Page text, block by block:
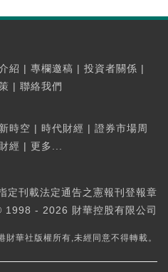
紹 | 專欄邀稿 | 投資者關係 |
| 聯絡我們
新時空 | 時代財經 | 證券市場周
經 | 更多...
定刊載法定通告之憲報刊登報章
- 2026 財華控股有限公司
財華社版權所有,未經同意不得轉載。